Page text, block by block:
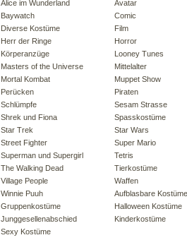
Alice im Wunderland
Avatar
Baywatch
Comic
Diverse Kostüme
Film
Herr der Ringe
Horror
Körperanzüge
Looney Tunes
Masters of the Universe
Mittelalter
Mortal Kombat
Muppet Show
Perücken
Piraten
Schlümpfe
Sesam Strasse
Shrek und Fiona
Spasskostüme
Star Trek
Star Wars
Street Fighter
Super Mario
Superman und Supergirl
Tetris
The Walking Dead
Tierkostüme
Village People
Waffen
Winnie Puuh
Aufblasbare Kostüme
Gruppenkostüme
Halloween Kostüme
Junggesellenabschied
Kinderkostüme
Sexy Kostüme